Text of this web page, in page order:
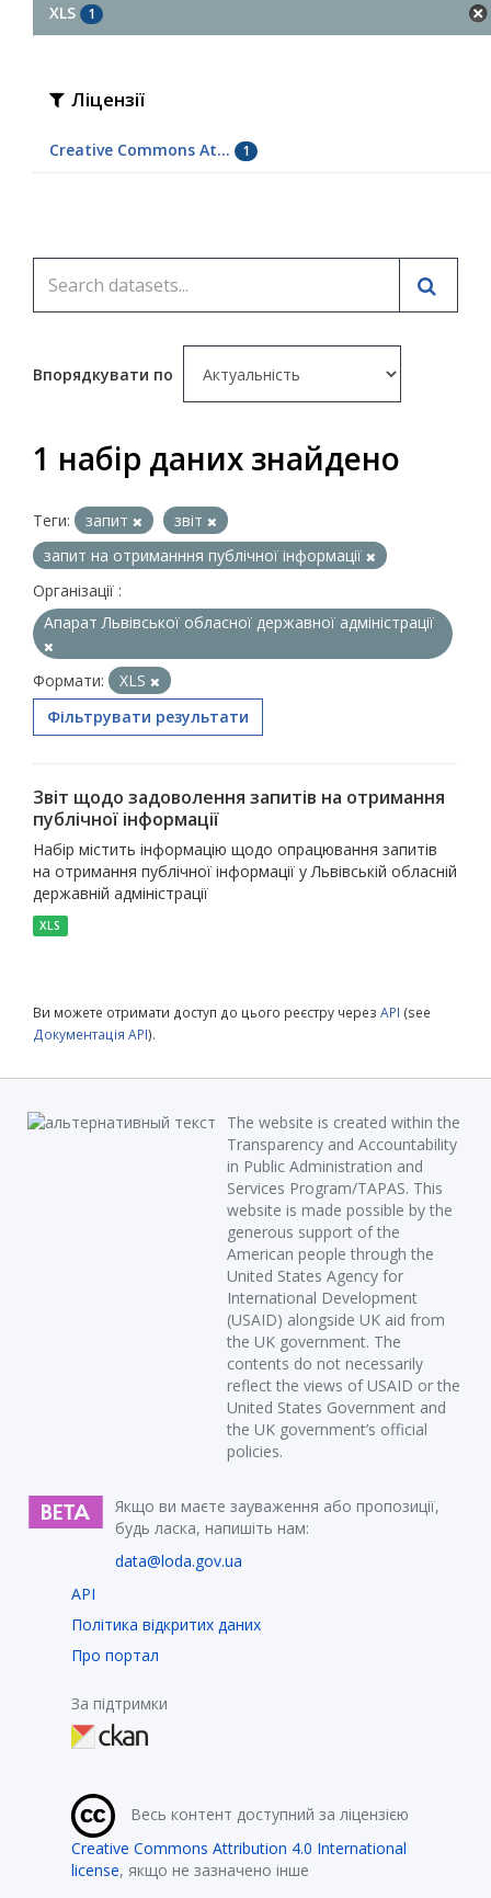
XLS 1
Ліцензії
Creative Commons At... 1
Впорядкувати по
1 набір даних знайдено
Теги: запит
звіт
запит на отриманння публічної інформації
Організації :
Апарат Львівської обласної державної адміністрації
Формати:
XLS
Фільтрувати результати
Звіт щодо задоволення запитів на отримання
публічної інформації
Набір містить інформацію щодо опрацювання запитів
на отримання публічної інформації у Львівській обласній
державній адміністрації
XLS
Ви можете отримати доступ до цього реєстру через API (see
Документація API).
The website is created within the
Transparency and Accountability
in Public Administration and
Services Program/TAPAS. This
website is made possible by the
generous support of the
American people through the
United States Agency for
International Development
(USAID) alongside UK aid from
the UK government. The
contents do not necessarily
reflect the views of USAID or the
United States Government and
the UK government’s official
policies.
Якщо ви маєте зауваження або пропозиції,
будь ласка, напишіть нам:
data@loda.gov.ua
API
Політика відкритих даних
Про портал
За підтримки
Весь контент доступний за ліцензією
Creative Commons Attribution 4.0 International
license, якщо не зазначено інше